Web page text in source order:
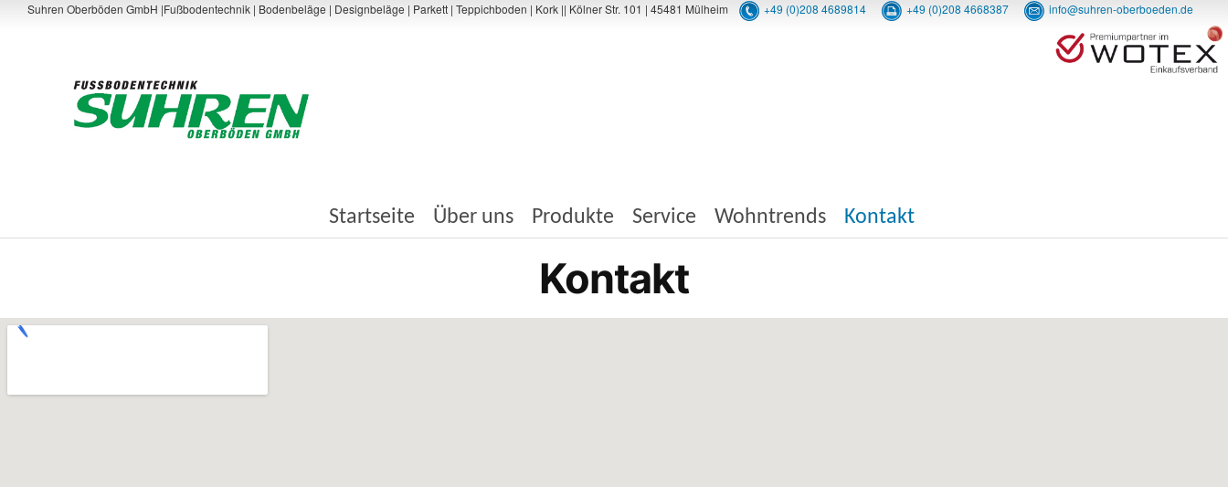
Suhren Oberböden GmbH |Fußbodentechnik | Bodenbeläge | Designbeläge | Parkett | Teppichboden | Kork || Kölner Str. 101 | 45481 Mülheim +49 (0)208 4689814 +49 (0)208 4668387 info@suhren-oberboeden.de
Startseite Über uns Produkte Service Wohntrends Kontakt
Kontakt